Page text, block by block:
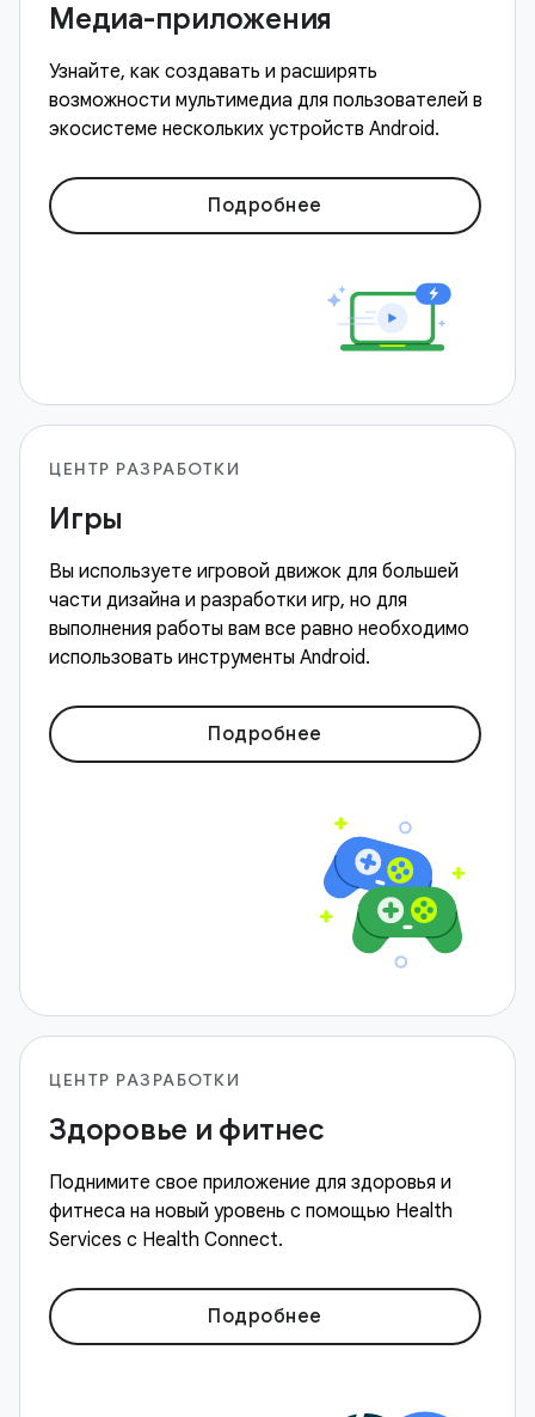
Медиа-приложения
Узнайте, как создавать и расширять
возможности мультимедиа для пользователей в
экосистеме нескольких устройств Android.
Подробнее
ЦЕНТР РАЗРАБОТКИ
Игры
Вы используете игровой движок для большей
части дизайна и разработки игр, но для
выполнения работы вам все равно необходимо
использовать инструменты Android.
Подробнее
ЦЕНТР РАЗРАБОТКИ
Здоровье и фитнес
Поднимите свое приложение для здоровья и
фитнеса на новый уровень с помощью Health
Services с Health Connect.
Подробнее